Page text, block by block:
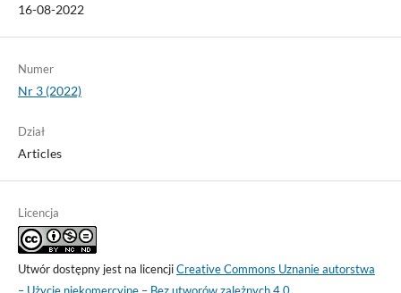
16-08-2022
Numer
Nr 3 (2022)
Dział
Articles
Licencja
Utwór dostępny jest na licencjiCreative Commons Uznanie autorstwa
– Użycie niekomercyjne – Bez utworów zależnych 4.0